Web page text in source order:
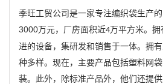
季旺工贸公司是一家专注编织袋生产
3000万元，厂房面积近4万平方米。 拥
进的设备，集研发和销售于一体。拥
种多样。现在，主要产品包括塑料网
装。此外，除标准产品外， 他们还提